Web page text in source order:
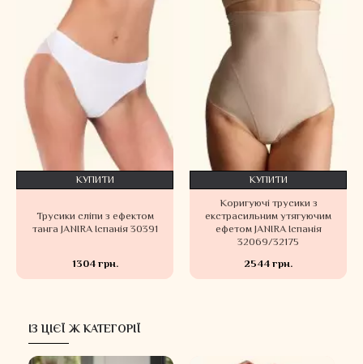
Трусики сліпи з ефектом
танга JANIRA Іспанія 30391
1304 грн.
КУПИТИ
Коригуючі трусики з
екстрасильним утягуючим
ефетом JANIRA Іспанія
32069/32175
2544 грн.
КУПИТИ
ІЗ ЦІЄЇ Ж КАТЕГОРІЇ